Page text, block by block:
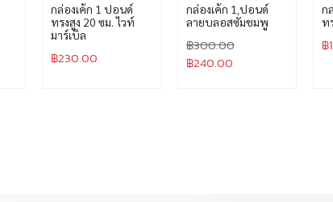
กล่องเค้ก 1 ปอนด์
ทรงสูง 20 ซม. ไวท์
มาร์เบิล
฿230.00
กล่องเค้ก 1 ปอนด์
ลายบลอสซั่มชมพู
฿300.00
฿240.00
ก
ท
฿